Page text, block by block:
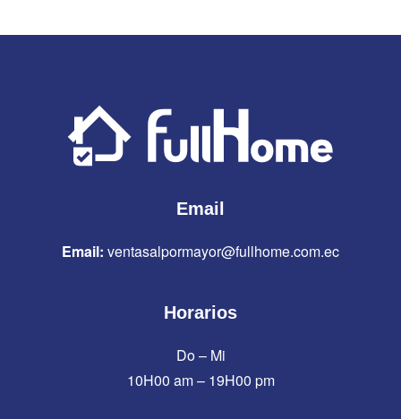
Email
Email: ventasalpormayor@fullhome.com.ec
Horarios
Do – Mi
10H00 am – 19H00 pm